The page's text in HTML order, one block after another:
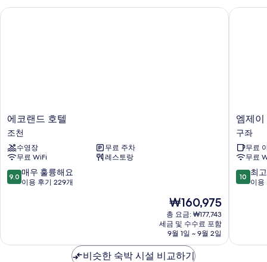
기
에
랜
드
호
텔
조
에코랜드 호텔
조천
수영장
무료 주차
무료 WiFi
레스토랑
10
점
매
9.0 매우 훌륭해요
이용 후기 229개
현
재
요
금
₩160,975
₩160,975
총 요금: ₩177,743
세금 및 수수료 포함
9월 1일 ~ 9월 2일
에코랜드 호텔
엠
제
이
리
조
트
구
엠제
구좌
무료
무료
10
점
최
10 최
이용
엠제이
비슷한 숙박 시설 비교하기